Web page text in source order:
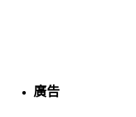
廣告